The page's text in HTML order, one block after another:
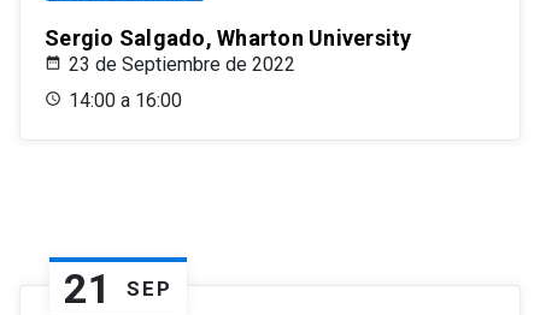
Sergio Salgado, Wharton University
23 de Septiembre de 2022
14:00 a 16:00
21 SEP